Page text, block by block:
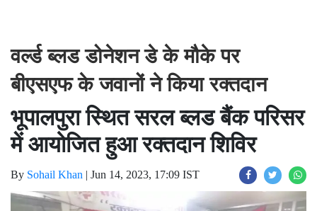
वर्ल्ड ब्लड डोनेशन डे के मौके पर
बीएसएफ के जवानों ने किया रक्तदान
भूपालपुरा स्थित सरल ब्लड बैंक परिसर
में आयोजित हुआ रक्तदान शिविर
By Sohail Khan | Jun 14, 2023, 17:09 IST